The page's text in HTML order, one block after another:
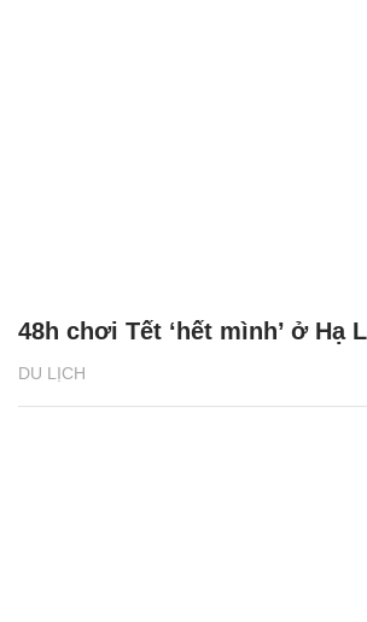
DU LỊCH
48h chơi Tết ‘hết mình’ ở Hạ